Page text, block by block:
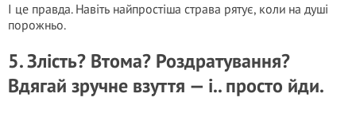
І це правда. Навіть найпростіша страва рятує, коли на душі
порожньо.
5. Злість? Втома? Роздратування?
Вдягай зручне взуття — і.. просто йди.